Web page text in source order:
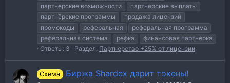
партнерские возможности
партнерские выплаты
партнёрские программы
продажа лицензий
промокоды
реферальная
реферальная программа
реферальная система
рефка
финансовая партнерка
Ответы: 3
Раздел: Партнерство +25% от лицензии
Схема Биржа Shardex дарит токены!